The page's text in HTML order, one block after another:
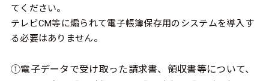
てください。
テレビCM等に煽られて電子帳簿保存用のシステムを導入す
る必要はありません。
①電子データで受け取った請求書、領収書等について、